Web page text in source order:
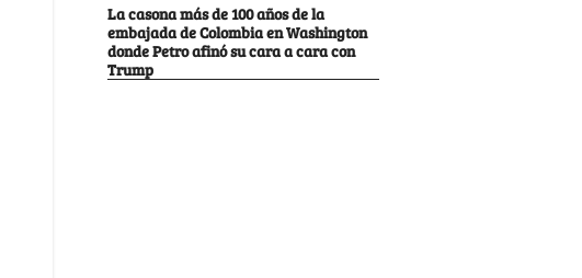
La casona más de 100 años de la
embajada de Colombia en Washington
donde Petro afinó su cara a cara con
Trump